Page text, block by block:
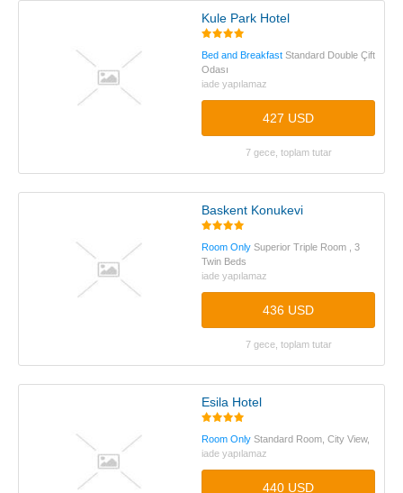
Kule Park Hotel
Bed and Breakfast Standard Double Çift
Odası
iade yapılamaz
427 USD
7 gece, toplam tutar
Baskent Konukevi
Room Only Superior Triple Room , 3
Twin Beds
iade yapılamaz
436 USD
7 gece, toplam tutar
Esila Hotel
Room Only Standard Room, City View,
iade yapılamaz
440 USD